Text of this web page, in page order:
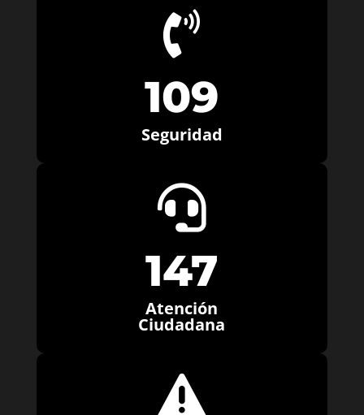

109
Seguridad

147
Atención
Ciudadana
